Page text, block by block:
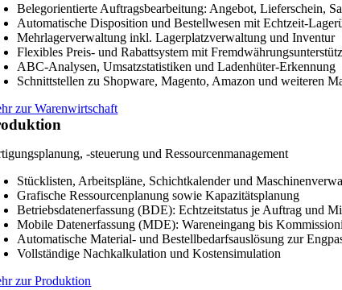
Belegorientierte Auftragsbearbeitung: Angebot, Lieferschein,
Automatische Disposition und Bestellwesen mit Echtzeit-
Mehrlagerverwaltung inkl. Lagerplatzverwaltung und Inventur
Flexibles Preis- und Rabattsystem mit
ABC-Analysen, Umsatzstatistiken und Ladenhüter-Erkennung
Schnittstellen zu Shopware, Magento, Amazon und weiteren
zur Warenwirtschaft
-steuerung und Ressourcenmanagement
Stücklisten, Arbeitspläne, Schichtkalender und
Grafische Ressourcenplanung sowie Kapazitätsplanung
Betriebsdatenerfassung (BDE): Echtzeitstatus je Auftrag und
Mobile Datenerfassung (MDE): Wareneingang bis
Automatische Material- und Bestellbedarfsauslösung zur
Vollständige Nachkalkulation und Kostensimulation
zur Produktion